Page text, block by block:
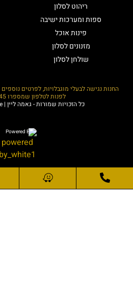
ריהוט לסלון
ספות ומערכות ישיבה
פינות אוכל
מזנונים לסלון
שולחן לסלון
החנות נגישה לבעלי מוגבלויות, לפרטים
לפנות לטלפון שמספרו
כל הזכויות שמורות - גאמה ליין | Gamma Line בע”מ
Powered By